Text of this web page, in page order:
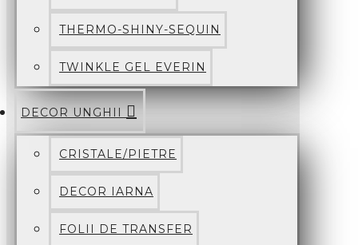
THERMO-SHINY-SEQUIN
TWINKLE GEL EVERIN
DECOR UNGHII
CRISTALE/PIETRE
DECOR IARNA
FOLII DE TRANSFER